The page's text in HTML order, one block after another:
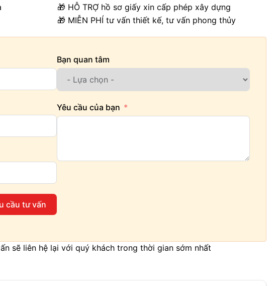
🎁 HỖ TRỢ hồ sơ giấy xin cấp phép xây dựng
🎁 MIỄN PHÍ tư vấn thiết kế, tư vấn phong thủy
cầu tư vấn
Bạn quan tâm
Yêu cầu của bạn
sẽ liên hệ lại với quý khách trong thời gian sớm nhất